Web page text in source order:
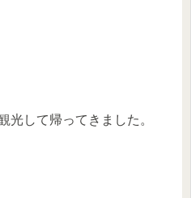
光して帰ってきました。